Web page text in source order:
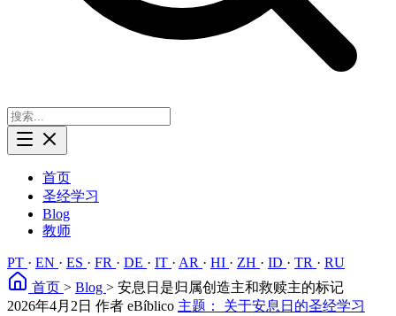
首页
圣经学习
Blog
教师
PT · EN · ES · FR · DE · IT · AR · HI · ZH · ID · TR · RU
首页 > Blog > 安息日是归属创造主和救赎主的标记
2026年4月2日 作者 eBíblico 主题： 关于安息日的圣经学习